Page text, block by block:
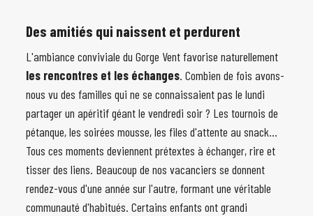
Des amitiés qui naissent et perdurent
L'ambiance conviviale du Gorge Vent favorise naturellement
les rencontres et les échanges. Combien de fois avons-
nous vu des familles qui ne se connaissaient pas le lundi
partager un apéritif géant le vendredi soir ? Les tournois de
pétanque, les soirées mousse, les files d'attente au snack...
Tous ces moments deviennent prétextes à échanger, rire et
tisser des liens. Beaucoup de nos vacanciers se donnent
rendez-vous d'une année sur l'autre, formant une véritable
communauté d'habitués. Certains enfants ont grandi